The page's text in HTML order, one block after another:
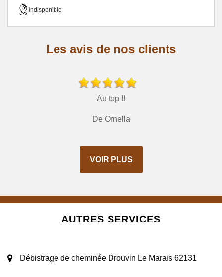
indisponible
Les avis de nos clients
Au top !!
De Ornella
VOIR PLUS
AUTRES SERVICES
Débistrage de cheminée Drouvin Le Marais 62131